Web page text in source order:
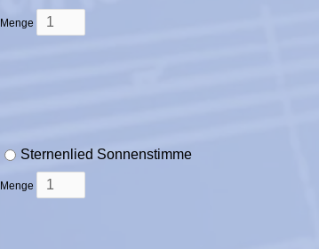
Menge
Sternenlied Sonnenstimme
Menge